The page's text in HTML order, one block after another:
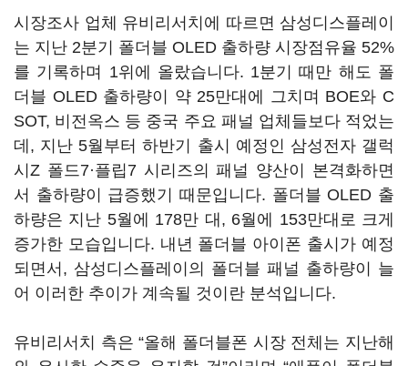
시장조사 업체 유비리서치에 따르면 삼성디스플레이
는 지난 2분기 폴더블 OLED 출하량 시장점유율 52%
를 기록하며 1위에 올랐습니다. 1분기 때만 해도 폴
더블 OLED 출하량이 약 25만대에 그치며 BOE와 C
SOT, 비전옥스 등 중국 주요 패널 업체들보다 적었는
데, 지난 5월부터 하반기 출시 예정인 삼성전자 갤럭
시Z 폴드7·플립7 시리즈의 패널 양산이 본격화하면
서 출하량이 급증했기 때문입니다. 폴더블 OLED 출
하량은 지난 5월에 178만 대, 6월에 153만대로 크게
증가한 모습입니다. 내년 폴더블 아이폰 출시가 예정
되면서, 삼성디스플레이의 폴더블 패널 출하량이 늘
어 이러한 추이가 계속될 것이란 분석입니다.
유비리서치 측은 “올해 폴더블폰 시장 전체는 지난해